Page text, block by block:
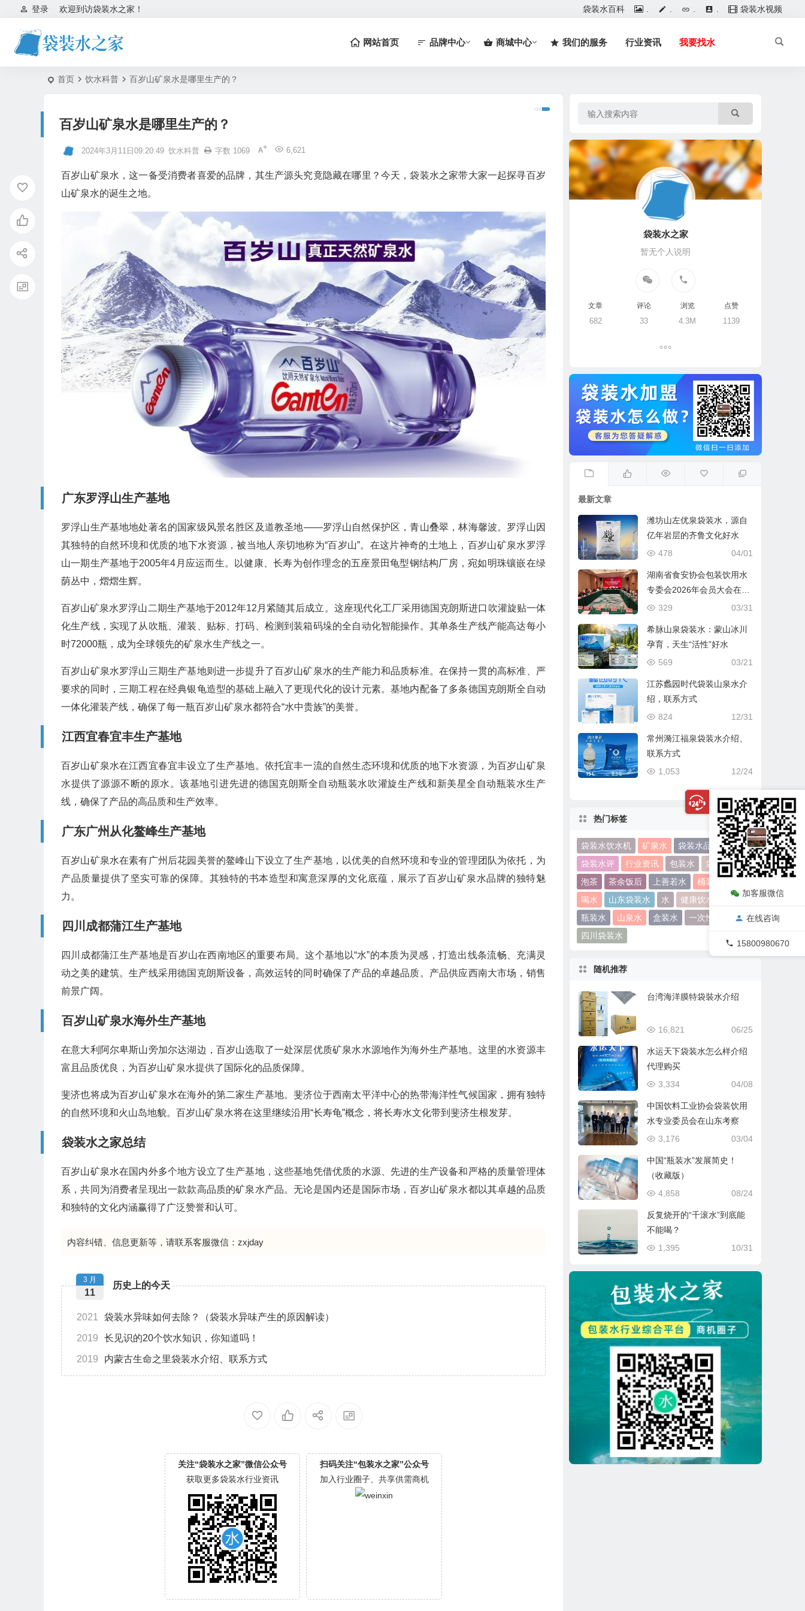
欢迎到访袋装水之家！
登录 袋装水百科 袋装水视频
网站首页 品牌中心 商城中心 我们的服务 行业资讯 我要找水
首页 饮水科普 百岁山矿泉水是哪里生产的？
百岁山矿泉水是哪里生产的？
2024年3月11日09:20:49 饮水科普 6,621
字数 1069
百岁山矿泉水，这一备受消费者喜爱的品牌，其生产源头究竟隐藏在哪里？今天，袋装水之家带大家一起探寻百岁
山矿泉水的诞生之地。
广东罗浮山生产基地
罗浮山生产基地地处著名的国家级风景名胜区及道教圣地——罗浮山自然保护区，青山叠翠，林海馨波。罗浮山因
其独特的自然环境和优质的地下水资源，被当地人亲切地称为“百岁山”。在这片神奇的土地上，百岁山矿泉水罗浮
山一期生产基地于2005年4月应运而生。以健康、长寿为创作理念的五座景田龟型钢结构厂房，宛如明珠镶嵌在绿
荫丛中，熠熠生辉。
百岁山矿泉水罗浮山二期生产基地于2012年12月紧随其后成立。这座现代化工厂采用德国克朗斯进口吹灌旋贴一体
化生产线，实现了从吹瓶、灌装、贴标、打码、检测到装箱码垛的全自动化智能操作。其单条生产线产能高达每小
时72000瓶，成为全球领先的矿泉水生产线之一。
百岁山矿泉水罗浮山三期生产基地则进一步提升了百岁山矿泉水的生产能力和品质标准。在保持一贯的高标准、严
要求的同时，三期工程在经典银龟造型的基础上融入了更现代化的设计元素。基地内配备了多条德国克朗斯全自动
一体化灌装产线，确保了每一瓶百岁山矿泉水都符合“水中贵族”的美誉。
江西宜春宜丰生产基地
百岁山矿泉水在江西宜春宜丰设立了生产基地。依托宜丰一流的自然生态环境和优质的地下水资源，为百岁山矿泉
水提供了源源不断的原水。该基地引进先进的德国克朗斯全自动瓶装水吹灌旋生产线和新美星全自动瓶装水生产
线，确保了产品的高品质和生产效率。
广东广州从化鳌峰生产基地
百岁山矿泉水在素有广州后花园美誉的鳌峰山下设立了生产基地，以优美的自然环境和专业的管理团队为依托，为
产品质量提供了坚实可靠的保障。其独特的书本造型和寓意深厚的文化底蕴，展示了百岁山矿泉水品牌的独特魅
力。
四川成都蒲江生产基地
四川成都蒲江生产基地是百岁山在西南地区的重要布局。这个基地以“水”的本质为灵感，打造出线条流畅、充满灵
动之美的建筑。生产线采用德国克朗斯设备，高效运转的同时确保了产品的卓越品质。产品供应西南大市场，销售
前景广阔。
百岁山矿泉水海外生产基地
在意大利阿尔卑斯山旁加尔达湖边，百岁山选取了一处深层优质矿泉水水源地作为海外生产基地。这里的水资源丰
富且品质优良，为百岁山矿泉水提供了国际化的品质保障。
斐济也将成为百岁山矿泉水在海外的第二家生产基地。斐济位于西南太平洋中心的热带海洋性气候国家，拥有独特
的自然环境和火山岛地貌。百岁山矿泉水将在这里继续沿用“长寿龟”概念，将长寿水文化带到斐济生根发芽。
袋装水之家总结
百岁山矿泉水在国内外多个地方设立了生产基地，这些基地凭借优质的水源、先进的生产设备和严格的质量管理体
系，共同为消费者呈现出一款款高品质的矿泉水产品。无论是国内还是国际市场，百岁山矿泉水都以其卓越的品质
和独特的文化内涵赢得了广泛赞誉和认可。
内容纠错、信息更新等，请联系客服微信：zxjday
历史上的今天
3 月
11
2021 袋装水异味如何去除？（袋装水异味产生的原因解读）
2019 长见识的20个饮水知识，你知道吗！
2019 内蒙古生命之里袋装水介绍、联系方式
关注“袋装水之家”微信公众号
获取更多袋装水行业资讯
扫码关注“包装水之家”公众号
加入行业圈子、共享供需商机
袋装水之家
暂无个人说明
文章
682
评论
33
浏览
4.3M
点赞
1139
最新文章
潍坊山左优泉袋装水，源自
亿年岩层的齐鲁文化好水
04/01
478
湖南省食安协会包装饮用水
专委会2026年会员大会在长
沙圆满召开
03/31
329
希脉山泉袋装水：蒙山冰川
孕育，天生“活性”好水
03/21
569
江苏蠡园时代袋装山泉水介
绍，联系方式
12/31
824
常州漪江福泉袋装水介绍、
联系方式
12/24
1,053
热门标签
袋装水饮水机 矿泉水
袋装水品牌
袋装水评
行业资讯 包装水
袋装水
泡茶
茶余饭后 上善若水
桶装水
喝水
山东袋装水 水
健康饮水
瓶装水
山泉水 盒装水
一次性桶装水
四川袋装水
随机推荐
台湾海洋膜特袋裝水介绍
06/25
16,821
水运天下袋装水怎么样介绍
代理购买
04/08
3,334
中国饮料工业协会袋装饮用
水专业委员会在山东考察
03/04
3,176
中国“瓶装水”发展简史！
（收藏版）
08/24
4,858
反复烧开的“千滚水”到底能
不能喝？
10/31
1,395
加客服微信
在线咨询
15800980670